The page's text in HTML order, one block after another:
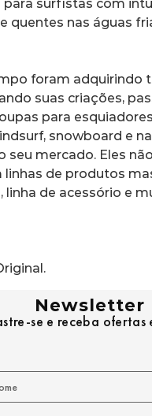
para surfistas com
quentes nas águas
foram adquirindo
suas criações,
para
snowboard e
seu mercado. Eles
linhas de produtos
linha de acessório e
Newsletter
se e receba ofertas